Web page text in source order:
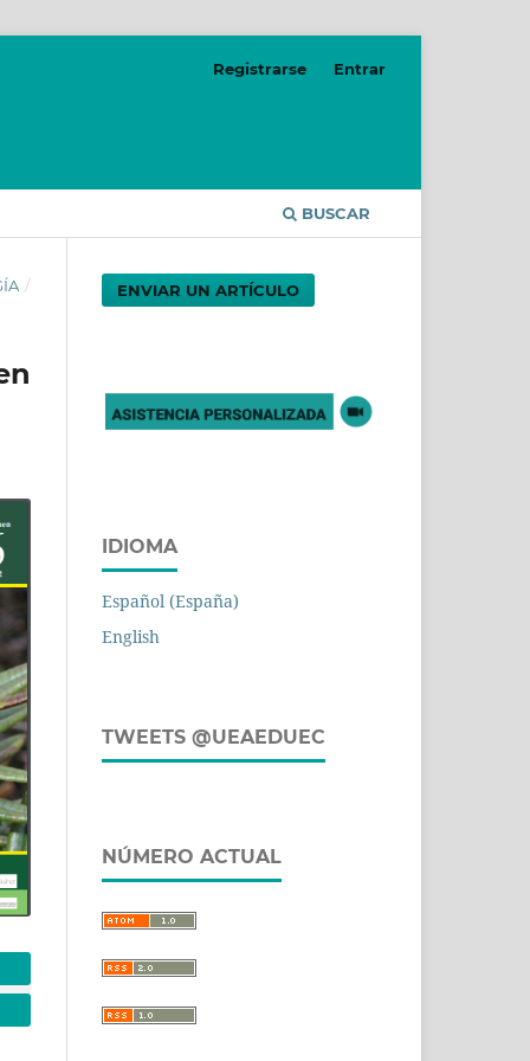
BUSCAR
Registrarse Entrar
/
ENVIAR UN ARTÍCULO
IDIOMA
Español (España)
English
TWEETS @UEAEDUEC
NÚMERO ACTUAL